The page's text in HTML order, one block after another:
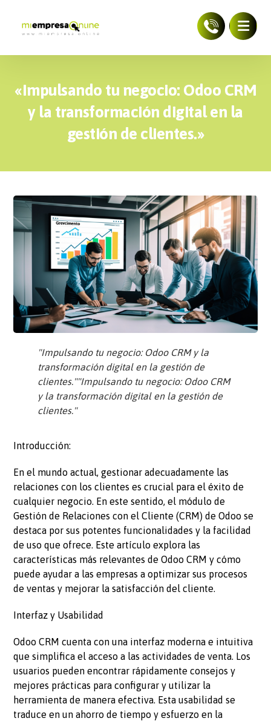
«Impulsando tu negocio: Odoo CRM
y la transformación digital en la
gestión de clientes.»
"Impulsando tu negocio: Odoo CRM y la
transformación digital en la gestión de
clientes.""Impulsando tu negocio: Odoo CRM
y la transformación digital en la gestión de
clientes."
Introducción:
En el mundo actual, gestionar adecuadamente las
relaciones con los clientes es crucial para el éxito de
cualquier negocio. En este sentido, el módulo de
Gestión de Relaciones con el Cliente (CRM) de Odoo se
destaca por sus potentes funcionalidades y la facilidad
de uso que ofrece. Este artículo explora las
características más relevantes de Odoo CRM y cómo
puede ayudar a las empresas a optimizar sus procesos
de ventas y mejorar la satisfacción del cliente.
Interfaz y Usabilidad
Odoo CRM cuenta con una interfaz moderna e intuitiva
que simplifica el acceso a las actividades de venta. Los
usuarios pueden encontrar rápidamente consejos y
mejores prácticas para configurar y utilizar la
herramienta de manera efectiva. Esta usabilidad se
traduce en un ahorro de tiempo y esfuerzo en la